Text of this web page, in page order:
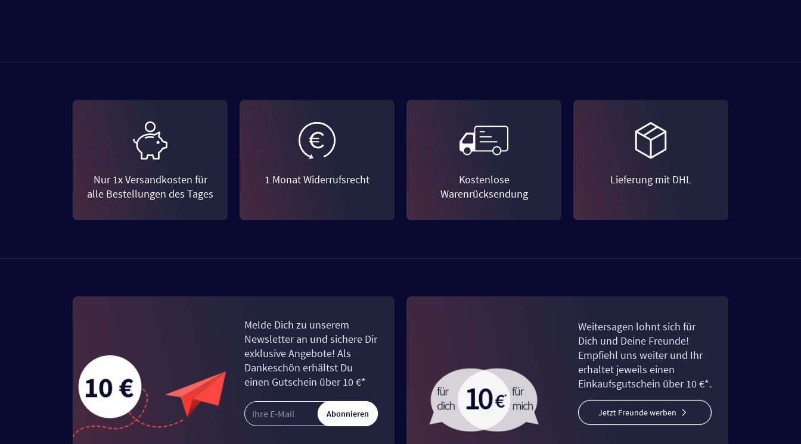
Nur 1x Versandkosten für
alle Bestellungen des Tages
1 Monat Widerrufsrecht
Kostenlose
Warenrücksendung
Lieferung mit DHL
Melde Dich zu unserem
Newsletter an und sichere Dir
exklusive Angebote! Als
Dankeschön erhältst Du
einen Gutschein über 10 €*
Abonnieren
Weitersagen lohnt sich für
Dich und Deine Freunde!
Empfiehl uns weiter und Ihr
erhaltet jeweils einen
Einkaufsgutschein über 10 €*.
Jetzt Freunde werben